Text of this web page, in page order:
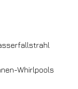
Whirlpools